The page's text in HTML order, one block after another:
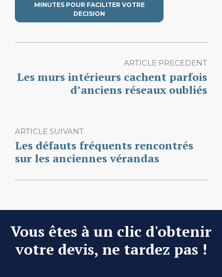
MINUTES POUR FACILITER VOTRE
DECISION
ARTICLE PRECEDENT
Les murs intérieurs cachent parfois
d’anciens réseaux oubliés
ARTICLE SUIVANT
Les défauts fréquents rencontrés
sur les anciennes vérandas
Vous êtes à un clic d'obtenir
votre devis, ne tardez pas !